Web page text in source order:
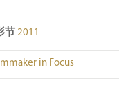
节 2011
in Focus